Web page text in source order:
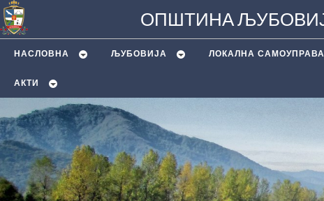
ОПШТИНА
НАСЛОВНА ЉУБОВИЈA ЛОКАЛНА САМОУПРАВА
АКТИ